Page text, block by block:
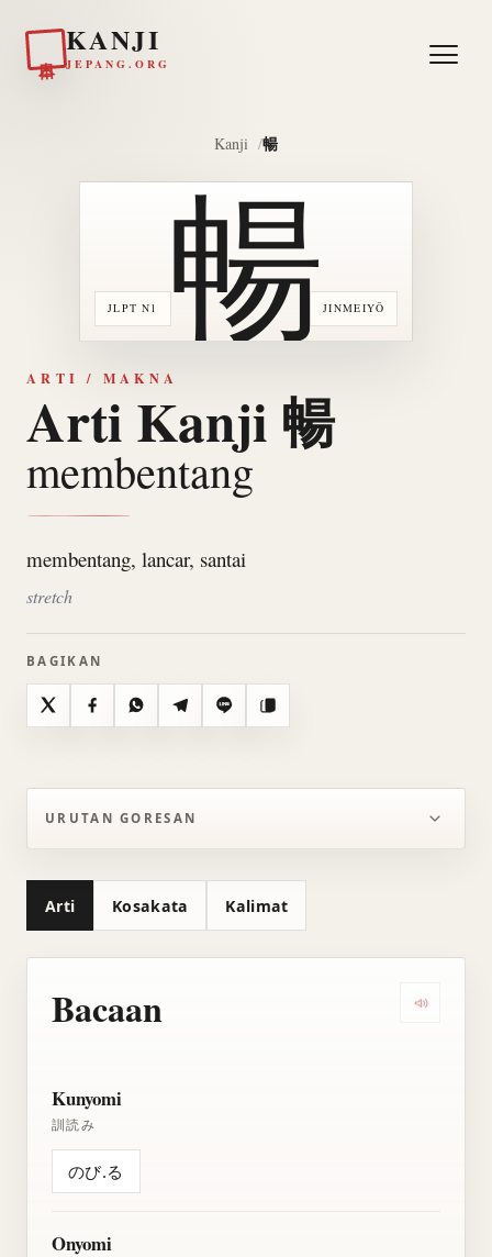
KANJI
JEPANG.ORG
Kanji 暢
JLPT N1 JINMEIYŌ
暢
ARTI / MAKNA
Arti Kanji 暢
membentang
membentang, lancar, santai
stretch
BAGIKAN
X FacebookWhatsAppTelegramLine Salin
URUTAN GORESAN
Arti Kosakata Kalimat
Bacaan
Kunyomi
訓読み
のび.る
Onyomi